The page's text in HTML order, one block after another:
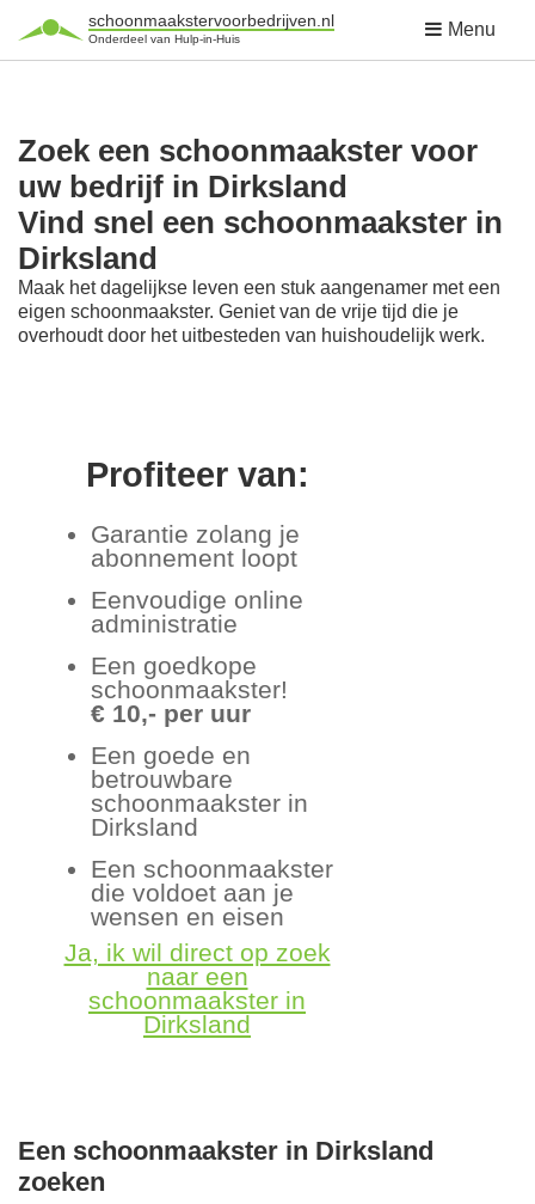
schoonmaakstervoorbedrijven.nl
Onderdeel van Hulp-in-Huis Menu
Zoek een schoonmaakster voor
uw bedrijf in Dirksland
Vind snel een schoonmaakster in
Dirksland
Maak het dagelijkse leven een stuk aangenamer met een
eigen schoonmaakster. Geniet van de vrije tijd die je
overhoudt door het uitbesteden van huishoudelijk werk.
Profiteer van:
Garantie zolang je
abonnement loopt
Eenvoudige online
administratie
Een goedkope
schoonmaakster!
€ 10,- per uur
Een goede en
betrouwbare
schoonmaakster in
Dirksland
Een schoonmaakster
die voldoet aan je
wensen en eisen
Ja, ik wil direct op zoek
naar een
schoonmaakster in
Dirksland
Een schoonmaakster in Dirksland
zoeken